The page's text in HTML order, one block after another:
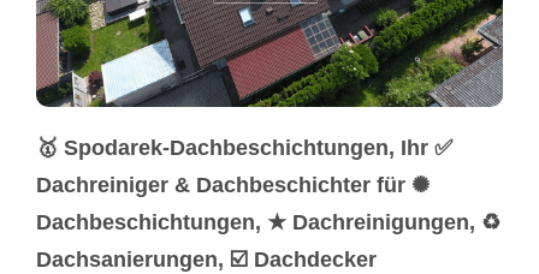
🥇 Spodarek-Dachbeschichtungen, Ihr ✅
Dachreiniger & Dachbeschichter für ✺
Dachbeschichtungen, ★ Dachreinigungen, ♻
Dachsanierungen, ☑️ Dachdecker